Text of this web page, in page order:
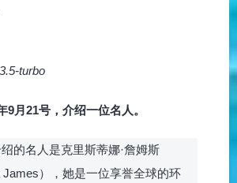
turbo
9月21号，介绍一位名人。
的名人是克里斯蒂娜·詹姆斯
James），她是一位享誉全球的环